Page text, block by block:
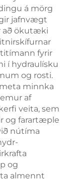
á mörg
jafnvægt
að ökutæki
fyrir
í hydraulísku
og rosti.
minnka
af
veita, sem
og farartæple
nútíma
og
almennt